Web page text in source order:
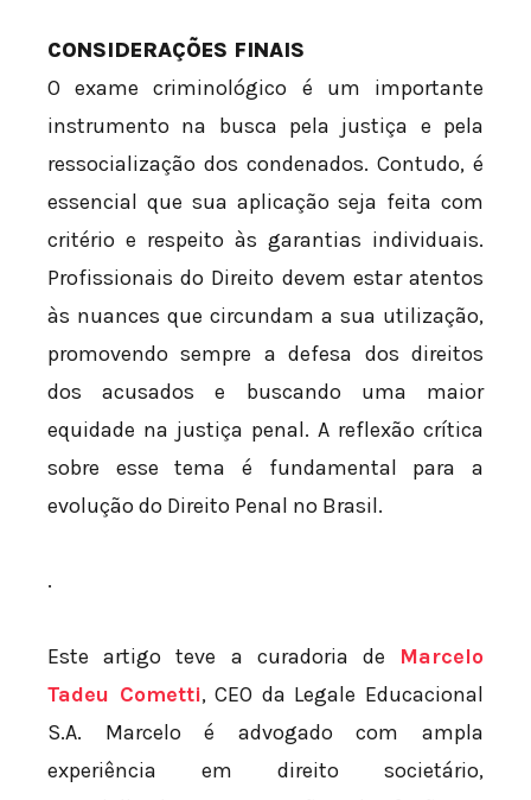
CONSIDERAÇÕES FINAIS
O exame criminológico é um importante
instrumento na busca pela justiça e pela
ressocialização dos condenados. Contudo, é
essencial que sua aplicação seja feita com
critério e respeito às garantias individuais.
Profissionais do Direito devem estar atentos
às nuances que circundam a sua utilização,
promovendo sempre a defesa dos direitos
dos acusados e buscando uma maior
equidade na justiça penal. A reflexão crítica
sobre esse tema é fundamental para a
evolução do Direito Penal no Brasil.
.
Este artigo teve a curadoria de Marcelo
Tadeu Cometti, CEO da Legale Educacional
S.A. Marcelo é advogado com ampla
experiência em direito societário,